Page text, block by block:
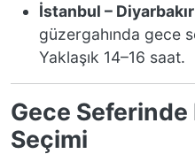
İstanbul –
güzergahında gece
Yaklaşık 14–16 saat.
Gece Seferinde
Seçimi